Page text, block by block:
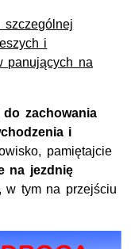
szczególnej
i
panujących na
do zachowania
i
pamiętajcie
na jezdnię
, w tym na przejściu